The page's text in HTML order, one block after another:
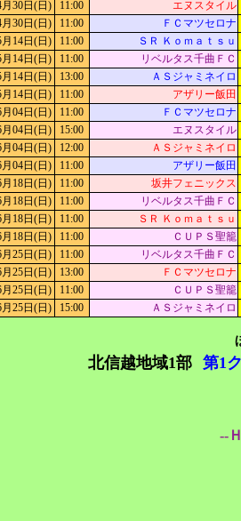
月30日(日)
11:00
エヌスタイル
月30日(日)
11:00 ＦＣマツセロナ
月14日(日) 11:00
ＳＲ Ｋｏｍａｔｓｕ
月14日(日)
11:00
リベルタス千曲ＦＣ
月14日(日)
13:00
ＡＳジャミネイロ
月14日(日)
11:00 アザリー飯田
月04日(日) 11:00
ＦＣマツセロナ
月04日(日)
15:00
エヌスタイル
月04日(日)
12:00
ＡＳジャミネイロ
月04日(日)
11:00 アザリー飯田
月18日(日) 11:00
坂井フェニックス
月18日(日)
11:00
リベルタス千曲ＦＣ
月18日(日)
11:00
ＳＲ Ｋｏｍａｔｓｕ
月18日(日)
11:00 ＣＵＰＳ聖籠
月25日(日) 11:00
リベルタス千曲ＦＣ
月25日(日)
13:00
ＦＣマツセロナ
月25日(日)
11:00
ＣＵＰＳ聖籠
月25日(日)
15:00 ＡＳジャミネイロ
北信越地域1部 第1
--